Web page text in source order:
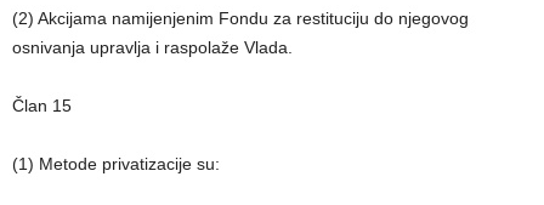
(2) Akcijama namijenjenim Fondu za restituciju do njegovog
osnivanja upravlja i raspolaže Vlada.
Član 15
(1) Metode privatizacije su: